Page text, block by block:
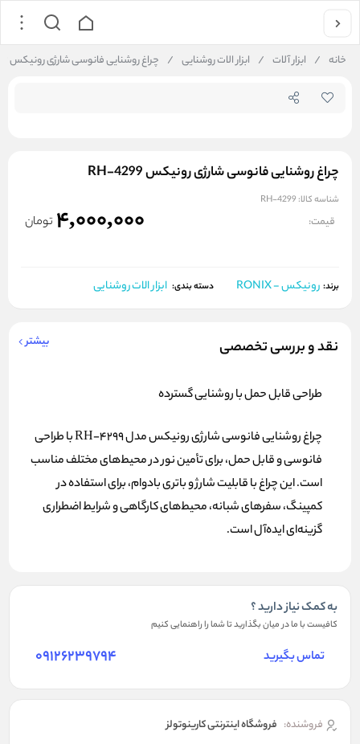
خانه / ابزار آلات / ابزار الات روشنایی / چراغ روشنایی فانوسی شارژی رونیکس RH-4299
چراغ روشنایی فانوسی شارژی رونیکس RH-4299
شناسه کالا: RH-4299
قیمت: 4,000,000 تومان
برند: رونیکس - RONIX دسته بندی: ابزار الات روشنایی
نقد و بررسی تخصصی بیشتر
طراحی قابل حمل با روشنایی گسترده
چراغ روشنایی فانوسی شارژی رونیکس مدل RH-4299 با طراحی
فانوسی و قابل حمل، برای تأمین نور در محیط‌های مختلف مناسب
است. این چراغ با قابلیت شارژ و باتری بادوام، برای استفاده در
کمپینگ، سفرهای شبانه، محیط‌های کارگاهی و شرایط اضطراری
گزینه‌ای ایده‌آل است.
به کمک نیاز دارید ؟
کافیست با ما در میان بگذارید تا شما را راهنمایی کنیم
تماس بگیرید 09126239794
فروشنده: فروشگاه اینترنتی کارینوتولز